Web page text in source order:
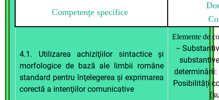
Competenţe specifice
4.1. Utilizarea achiziţiilor sintactice şi
morfologice de bază ale limbii române
standard pentru înţelegerea şi exprimarea
corectă a intenţiilor comunicative
Elemente de
−
Posibilități